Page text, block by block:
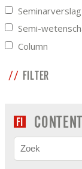
Seminarverslag
Semi-
Column
FILTER